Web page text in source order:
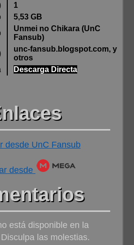
1
5,53 GB
Unmei no Chikara (UnC
Fansub)
unc-fansub.blogspot.com, y
otros
Descarga Directa
desde UnC Fansub
desde
está disponible en la
las molestias.